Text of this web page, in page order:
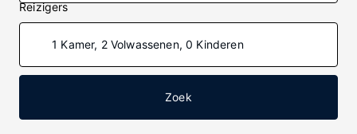
Reizigers
1 Kamer, 2 Volwassenen, 0 Kinderen
Zoek